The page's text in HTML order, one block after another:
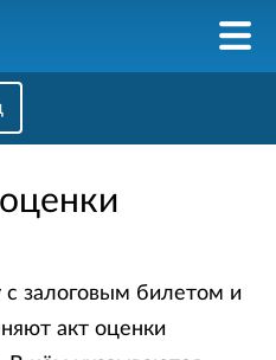
с залоговым билетом и
акт оценки